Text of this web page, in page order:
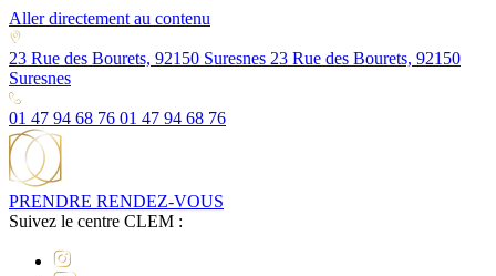
Aller directement au contenu
23 Rue des Bourets, 92150 Suresnes 23 Rue des Bourets, 92150
Suresnes
01 47 94 68 76 01 47 94 68 76
PRENDRE RENDEZ-VOUS
Suivez le centre CLEM :